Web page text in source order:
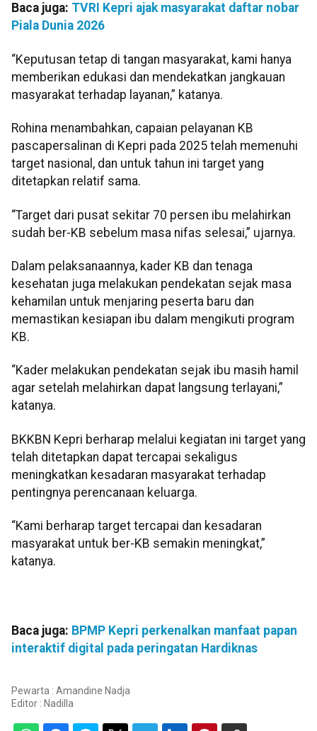
Baca juga: TVRI Kepri ajak masyarakat daftar nobar
Piala Dunia 2026
“Keputusan tetap di tangan masyarakat, kami hanya
memberikan edukasi dan mendekatkan jangkauan
masyarakat terhadap layanan,” katanya.
Rohina menambahkan, capaian pelayanan KB
pascapersalinan di Kepri pada 2025 telah memenuhi
target nasional, dan untuk tahun ini target yang
ditetapkan relatif sama.
“Target dari pusat sekitar 70 persen ibu melahirkan
sudah ber-KB sebelum masa nifas selesai,” ujarnya.
Dalam pelaksanaannya, kader KB dan tenaga
kesehatan juga melakukan pendekatan sejak masa
kehamilan untuk menjaring peserta baru dan
memastikan kesiapan ibu dalam mengikuti program
KB.
“Kader melakukan pendekatan sejak ibu masih hamil
agar setelah melahirkan dapat langsung terlayani,”
katanya.
BKKBN Kepri berharap melalui kegiatan ini target yang
telah ditetapkan dapat tercapai sekaligus
meningkatkan kesadaran masyarakat terhadap
pentingnya perencanaan keluarga.
“Kami berharap target tercapai dan kesadaran
masyarakat untuk ber-KB semakin meningkat,”
katanya.
Baca juga: BPMP Kepri perkenalkan manfaat papan
interaktif digital pada peringatan Hardiknas
Pewarta : Amandine Nadja
Editor : Nadilla